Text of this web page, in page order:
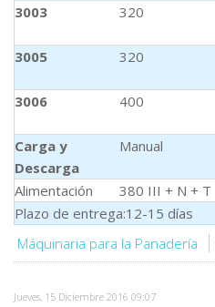
3003
320
3005
320
3006
400
Carga y
Descarga
Manual
Alimentación
380 III + N + T
Plazo de entrega:12-15 días
Máquinaria para la Panadería
Jueves, 15 Diciembre 2016 09:07